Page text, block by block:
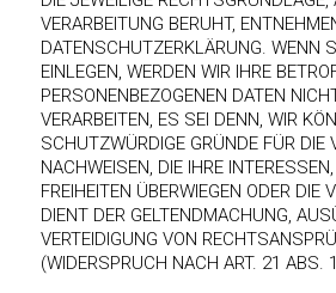
VERARBEITUNG BERUHT,
DATENSCHUTZERKLÄRUNG. WENN
EINLEGEN, WERDEN WIR IHRE
PERSONENBEZOGENEN DATEN
VERARBEITEN, ES SEI DENN, WIR
SCHUTZWÜRDIGE GRÜNDE FÜR DIE
NACHWEISEN, DIE IHRE
FREIHEITEN ÜBERWIEGEN ODER DIE
DIENT DER GELTENDMACHUNG,
VERTEIDIGUNG VON
(WIDERSPRUCH NACH ART. 21 ABS.